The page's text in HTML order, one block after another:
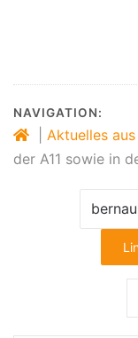
NAVIGATION:
Aktuelles
der A11 sowie in